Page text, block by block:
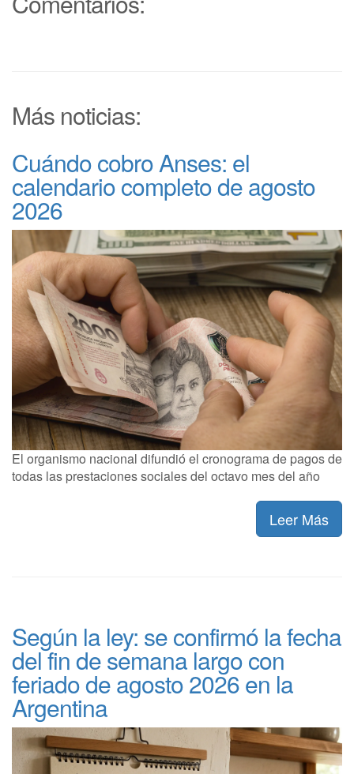
Más noticias:
Cuándo cobro Anses: el
calendario completo de agosto
2026
El organismo nacional difundió el cronograma de pagos de
todas las prestaciones sociales del octavo mes del año
Leer Más
Según la ley: se confirmó la fecha
del fin de semana largo con
feriado de agosto 2026 en la
Argentina